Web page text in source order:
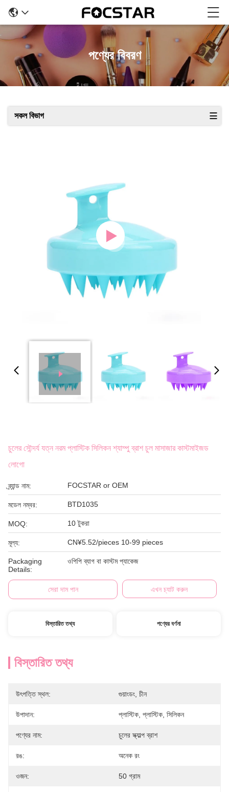
পণ্যের বিবরণ
সকল বিভাগ
চুলের সৌন্দর্য যত্ন নরম প্লাস্টিক সিলিকন শ্যাম্পু ব্রাশ চুল মাসাজার কাস্টমাইজড
লোগো
ব্র্যান্ড নাম: FOCSTAR or OEM
মডেল নম্বর: BTD1035
MOQ: 10 টুকরা
মূল্য: CN¥5.52/pieces 10-99 pieces
Packaging
Details:
ওপিপি ব্যাগ বা কাস্টম প্যাকেজ
সেরা দাম পান এখন চ্যাট করুন
বিস্তারিত তথ্য পণ্যের বর্ণনা
বিস্তারিত তথ্য
উৎপত্তি স্থল: গুয়াংডং, চীন
উপাদান: প্লাস্টিক, প্লাস্টিক, সিলিকন
পণ্যের নাম: চুলের স্ক্যাল্প ব্রাশ
রঙ: অনেক রং
ওজন: 50 গ্রাম